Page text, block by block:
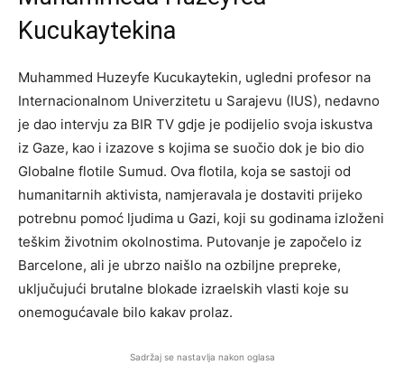
Kucukaytekina
Muhammed Huzeyfe Kucukaytekin, ugledni profesor na
Internacionalnom Univerzitetu u Sarajevu (IUS), nedavno
je dao intervju za BIR TV gdje je podijelio svoja iskustva
iz Gaze, kao i izazove s kojima se suočio dok je bio dio
Globalne flotile Sumud. Ova flotila, koja se sastoji od
humanitarnih aktivista, namjeravala je dostaviti prijeko
potrebnu pomoć ljudima u Gazi, koji su godinama izloženi
teškim životnim okolnostima. Putovanje je započelo iz
Barcelone, ali je ubrzo naišlo na ozbiljne prepreke,
uključujući brutalne blokade izraelskih vlasti koje su
onemogućavale bilo kakav prolaz.
Sadržaj se nastavlja nakon oglasa